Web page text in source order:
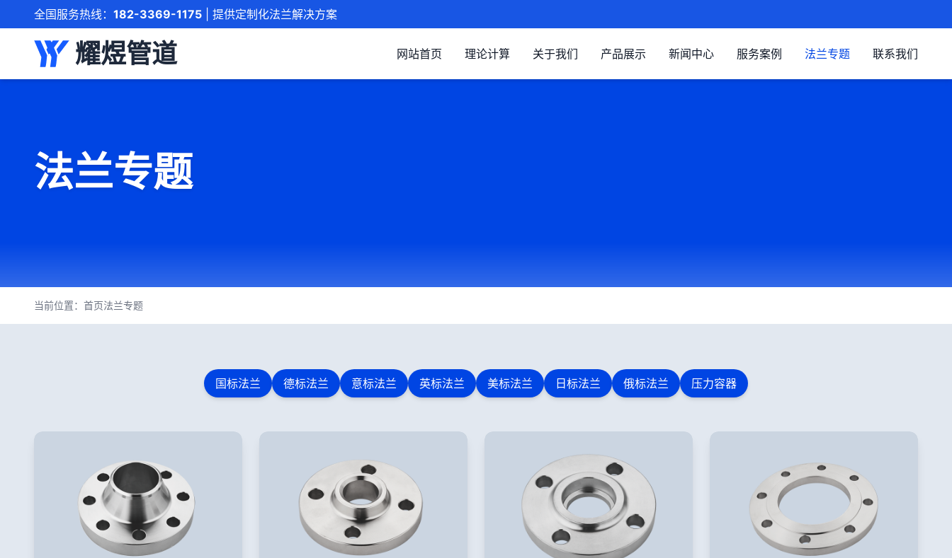
全国服务热线： 182-3369-1175 | 提供定制化法兰解决方案
耀煜管道 网站首页 理论计算 关于我们 产品展示 新闻中心 服务案例 法兰专题 联系我们
法兰专题
当前位置： 首页法兰专题
国标法兰 德标法兰 意标法兰 英标法兰 美标法兰 日标法兰 俄标法兰 压力容器